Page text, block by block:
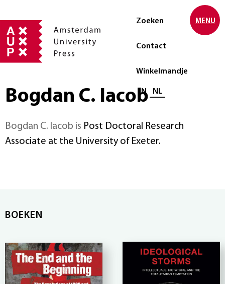
Zoeken
Contact
Winkelmandje
Selecteer taal
EN NL
MENU
Bogdan C. Iacob
Bogdan C. Iacob is Post Doctoral Research
Associate at the University of Exeter.
BOEKEN